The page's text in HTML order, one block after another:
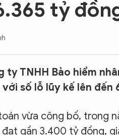
tỷ
ty TNHH Bảo hiểm
số lỗ lũy kế lên đến
vừa công bố, trong
gần 3.400 tỷ đồng,